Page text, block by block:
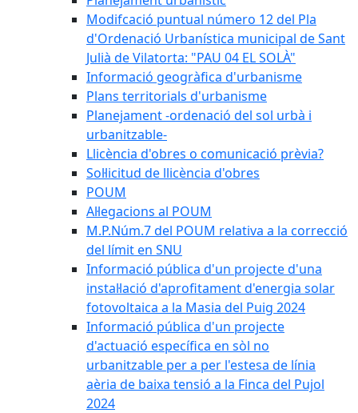
Modifcació puntual número 12 del Pla
d'Ordenació Urbanística municipal de Sant
Julià de Vilatorta: "PAU 04 EL SOLÀ"
Informació geogràfica d'urbanisme
Plans territorials d'urbanisme
Planejament -ordenació del sol urbà i
urbanitzable-
Llicència d'obres o comunicació prèvia?
Sol·licitud de llicència d'obres
POUM
Al·legacions al POUM
M.P.Núm.7 del POUM relativa a la correcció
del límit en SNU
Informació pública d'un projecte d'una
instal·lació d'aprofitament d'energia solar
fotovoltaica a la Masia del Puig 2024
Informació pública d'un projecte
d'actuació específica en sòl no
urbanitzable per a per l'estesa de línia
aèria de baixa tensió a la Finca del Pujol
2024